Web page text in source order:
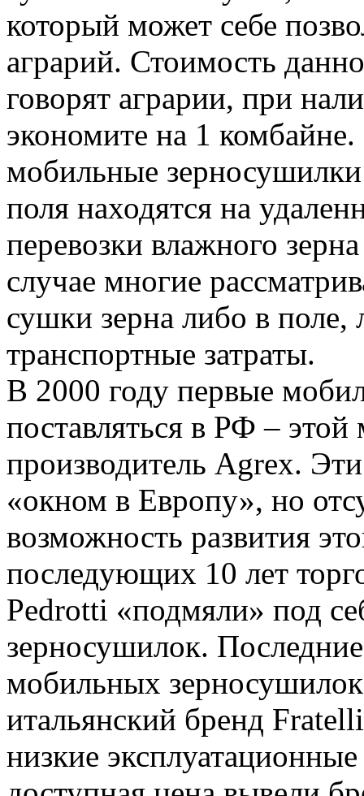
который может себе
аграрий. Стоимость
говорят аграрии, при
экономите на 1
мобильные
поля находятся на
перевозки влажного
случае многие
сушки зерна либо в
транспортные затраты.
В 2000 году первые
поставляться в РФ –
производитель Agrex.
«окном в Европу», но
возможность развития
последующих 10 лет
Pedrotti «подмяли» под
зерносушилок.
мобильных зерносушилок
итальянский бренд
низкие